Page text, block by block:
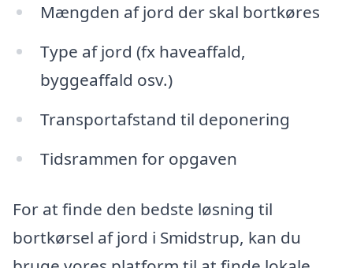
Mængden af jord der skal bortkøres
Type af jord (fx haveaffald,
byggeaffald osv.)
Transportafstand til deponering
Tidsrammen for opgaven
For at finde den bedste løsning til
bortkørsel af jord i Smidstrup, kan du